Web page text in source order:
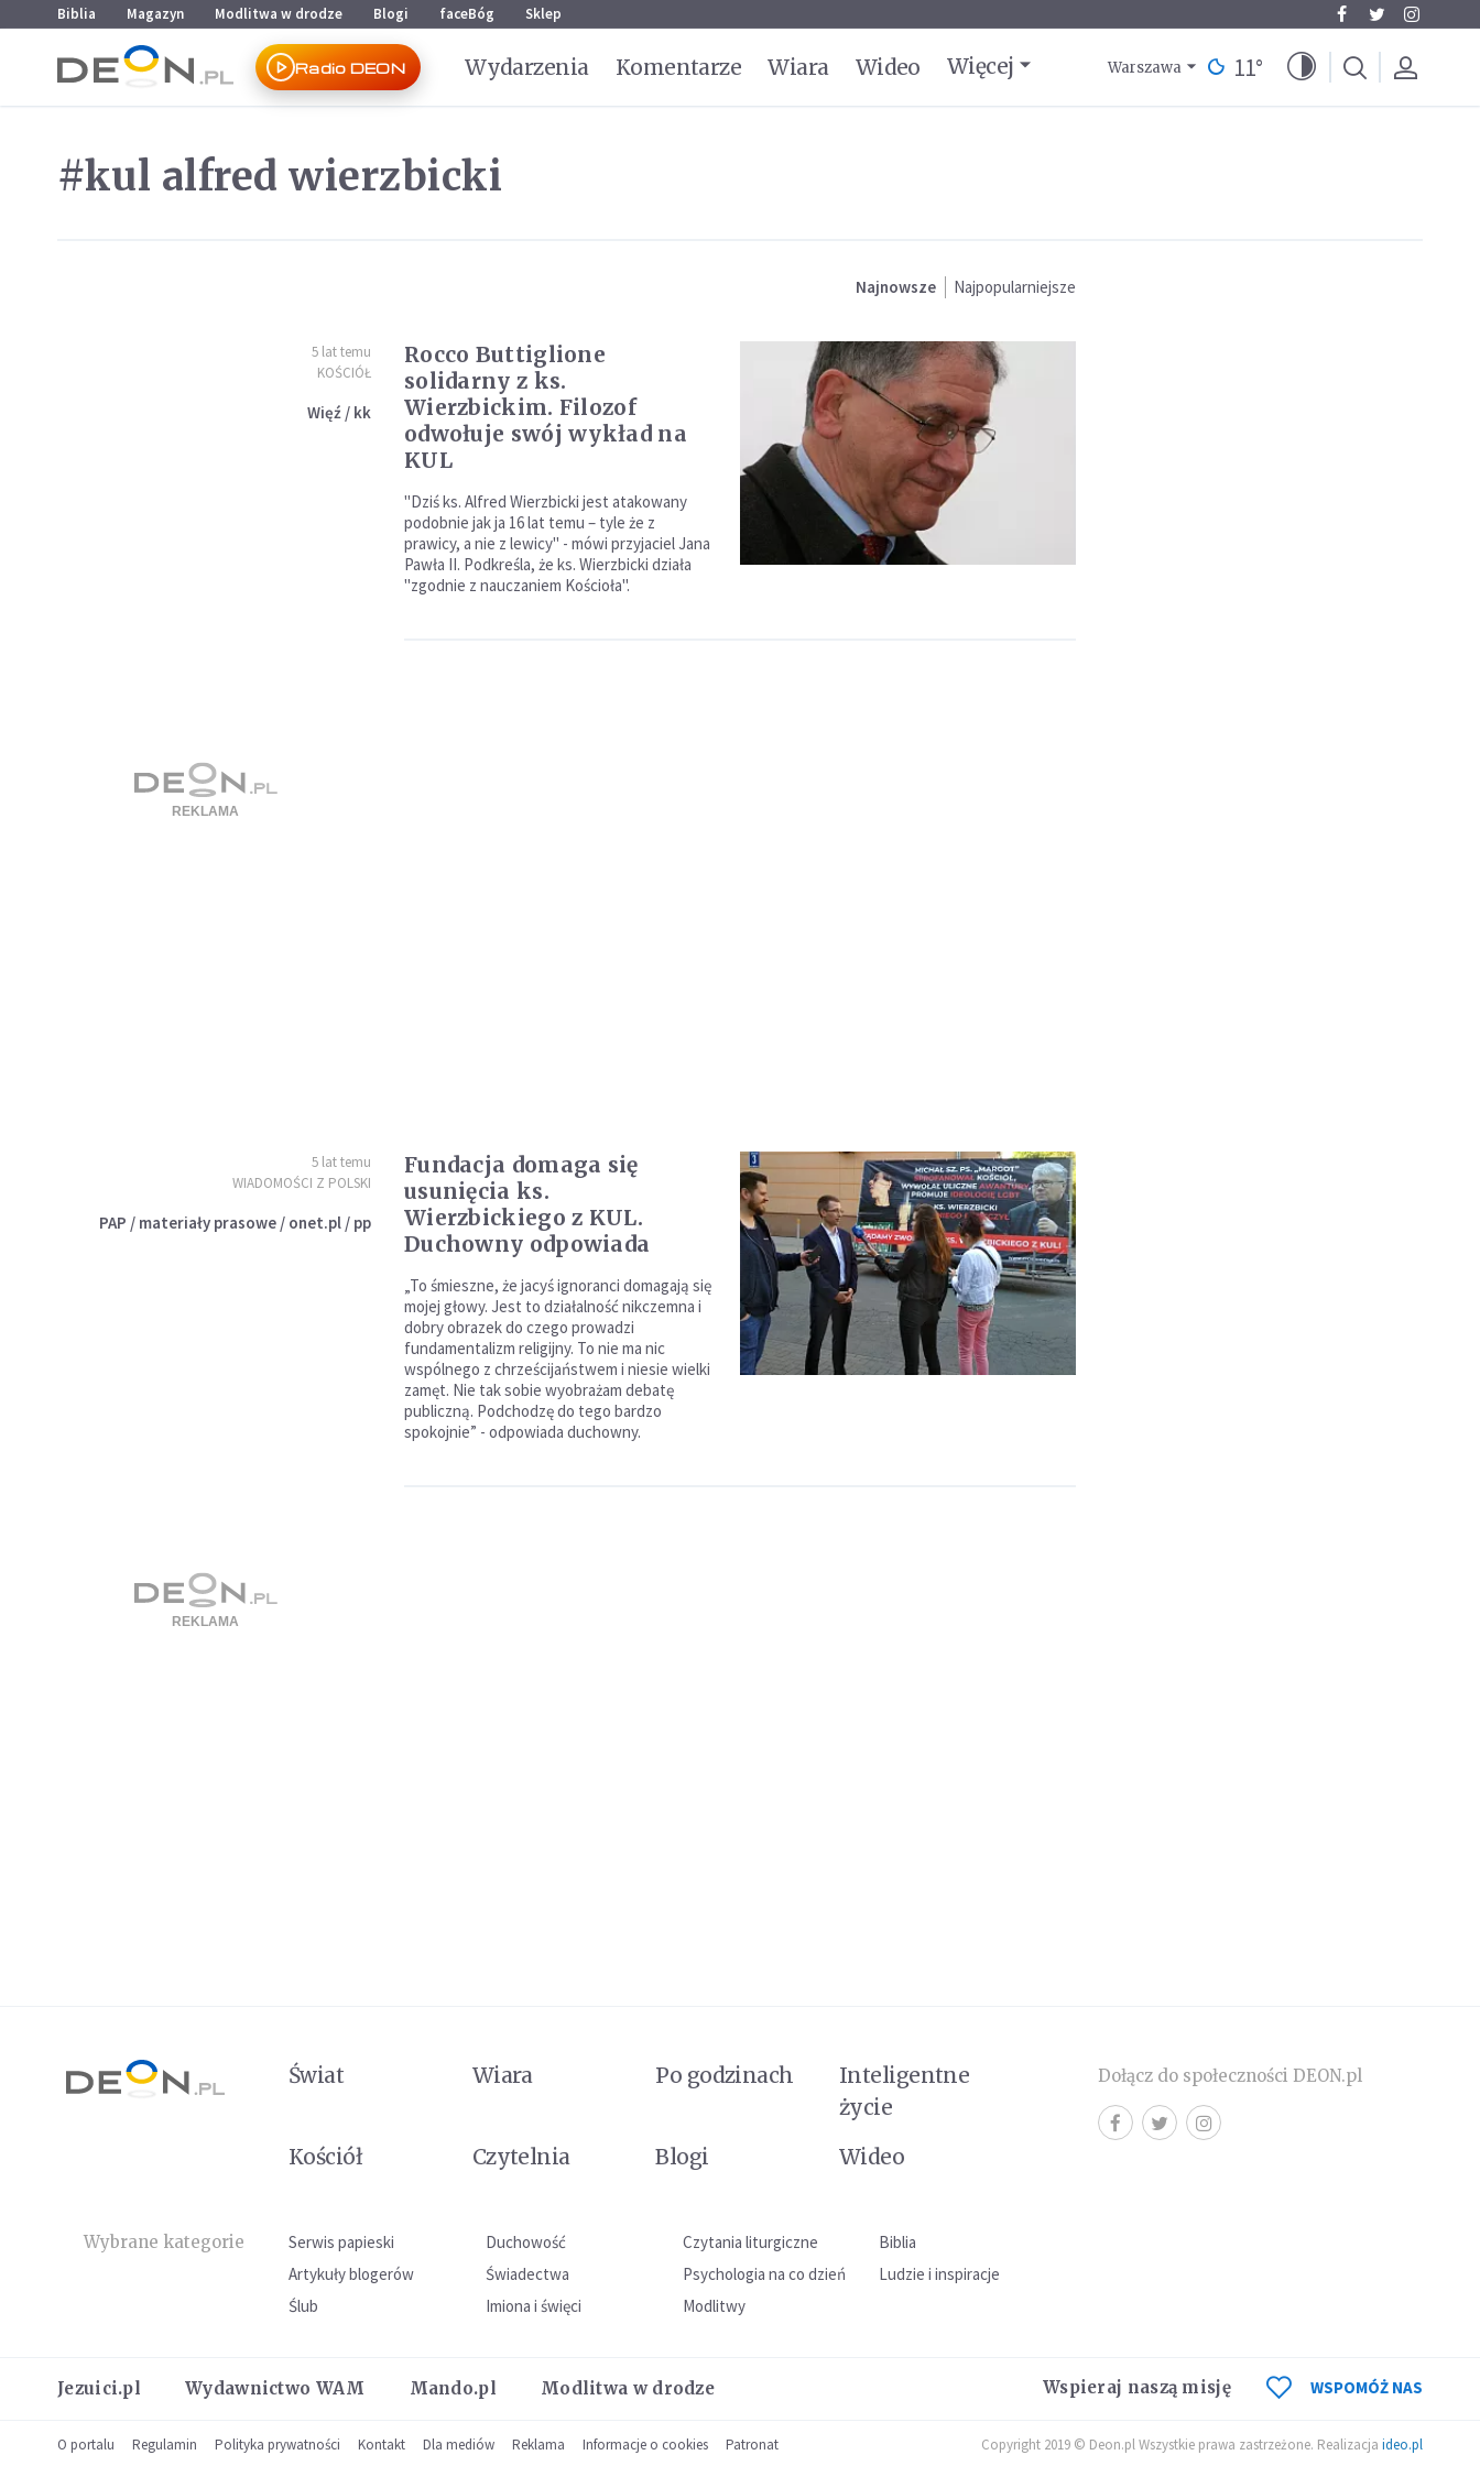
Przejdź do menu głównego
Przejdź do treści
Biblia Magazyn Modlitwa w drodze Blogi faceBóg Sklep
Radio DEON Wydarzenia Komentarze Wiara Wideo Więcej Warszawa 11°
#kul alfred wierzbicki
Najnowsze Najpopularniejsze
5 lat temu
KOŚCIÓŁ
Więź / kk
Rocco Buttiglione
solidarny z ks.
Wierzbickim. Filozof
odwołuje swój wykład na
KUL
"Dziś ks. Alfred Wierzbicki jest atakowany
podobnie jak ja 16 lat temu – tyle że z
prawicy, a nie z lewicy" - mówi przyjaciel Jana
Pawła II. Podkreśla, że ks. Wierzbicki działa
"zgodnie z nauczaniem Kościoła".
5 lat temu
WIADOMOŚCI Z POLSKI
PAP / materiały prasowe / onet.pl / pp
Fundacja domaga się
usunięcia ks.
Wierzbickiego z KUL.
Duchowny odpowiada
„To śmieszne, że jacyś ignoranci domagają się
mojej głowy. Jest to działalność nikczemna i
dobry obrazek do czego prowadzi
fundamentalizm religijny. To nie ma nic
wspólnego z chrześcijaństwem i niesie wielki
zamęt. Nie tak sobie wyobrażam debatę
publiczną. Podchodzę do tego bardzo
spokojnie” - odpowiada duchowny.
Świat Wiara Po godzinach
Inteligentne
życie
Kościół
Czytelnia Blogi Wideo
Wybrane kategorie Serwis papieski Duchowość Czytania liturgiczne
Biblia
Artykuły blogerów
Świadectwa Psychologia na co dzień
Ludzie i inspiracje
Ślub
Imiona i święci Modlitwy
Dołącz do społeczności DEON.pl
Jezuici.pl Wydawnictwo WAM Mando.pl Modlitwa w drodze Wspieraj naszą misję WSPOMÓŻ NAS
O portalu Regulamin Polityka prywatności Kontakt Dla mediów Reklama Informacje o cookies Patronat Copyright 2019 © Deon.pl Wszystkie prawa zastrzeżone. Realizacja ideo.pl